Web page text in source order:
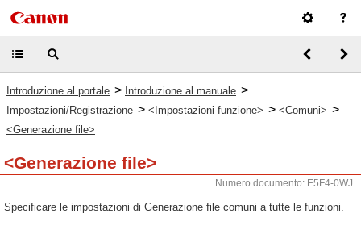
Introduzione al portale > Introduzione al manuale >
Impostazioni/Registrazione > <Impostazioni funzione> > <Comuni> >
<Generazione file>
<Generazione file>
Numero documento: E5F4-0WJ
Specificare le impostazioni di Generazione file comuni a tutte le funzioni.